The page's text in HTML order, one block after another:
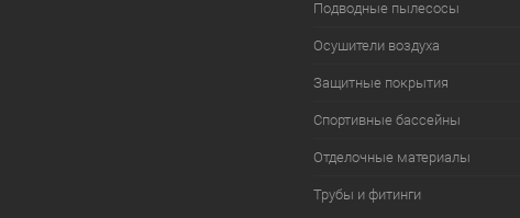
Подводные пылесосы
Осушители воздуха
Защитные покрытия
Спортивные бассейны
Отделочные материалы
Трубы и фитинги